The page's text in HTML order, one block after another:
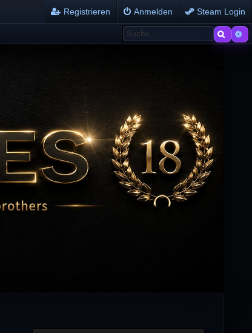
Steam Login
Anmelden
Registrieren
Suche